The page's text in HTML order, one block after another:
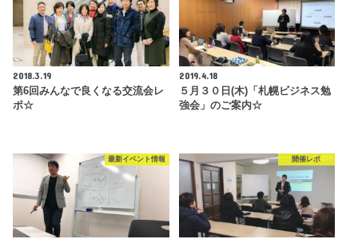
2018.3.19
第6回みんなで良くなる交流会レ
ポ☆
2019.4.18
５月３０日(木)「札幌ビジネス勉
強会」のご案内☆
最新イベント情報 開催レポ